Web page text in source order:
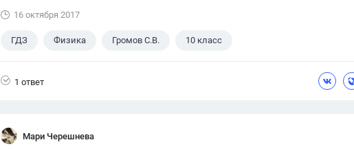
16 октября 2017
ГДЗ Физика Громов С.В. 10 класс
1 ответ
Мари Черешнева